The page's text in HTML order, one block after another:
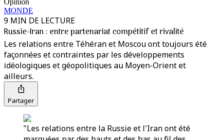
Opinion
MONDE
9 MIN DE LECTURE
Russie-Iran : entre partenariat compétitif et rivalité
Les relations entre Téhéran et Moscou ont toujours été
façonnées et contraintes par les développements
idéologiques et géopolitiques au Moyen-Orient et
ailleurs.
Partager
"Les relations entre la Russie et l'Iran ont été